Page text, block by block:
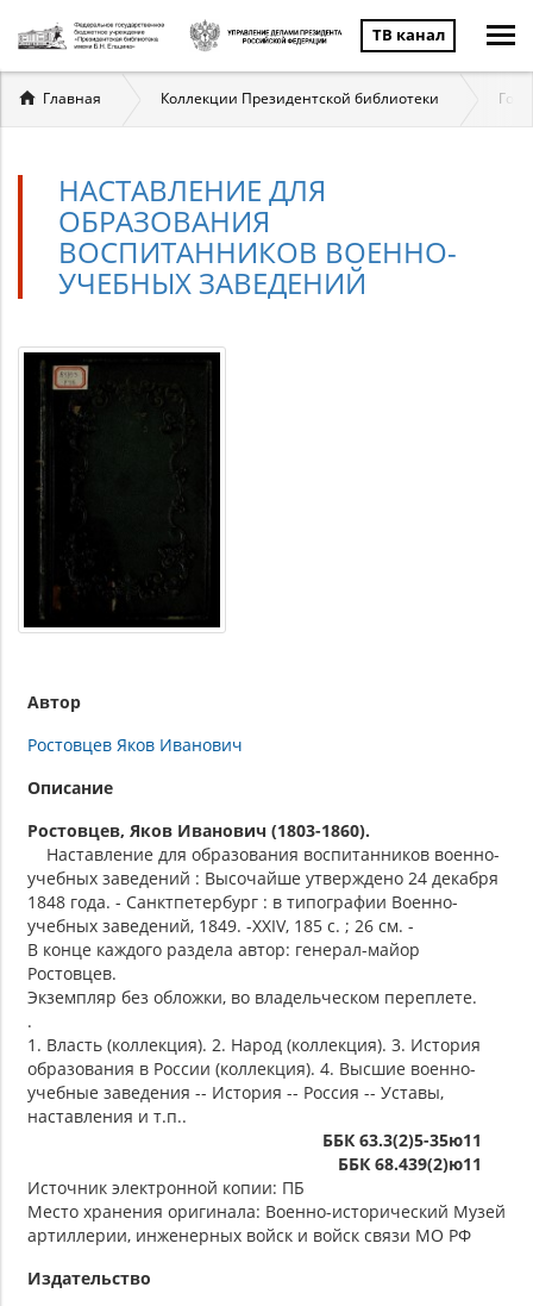
ТВ канал
Вы
здесь
Главная Коллекции Президентской библиотеки
НАСТАВЛЕНИЕ ДЛЯ
ОБРАЗОВАНИЯ
ВОСПИТАННИКОВ ВОЕННО-
УЧЕБНЫХ ЗАВЕДЕНИЙ
Автор
Ростовцев Яков Иванович
Описание
Ростовцев, Яков Иванович (1803-1860).
Наставление для образования воспитанников военно-
учебных заведений : Высочайше утверждено 24 декабря
1848 года. - Санктпетербург : в типографии Военно-
учебных заведений, 1849. -XXIV, 185 с. ; 26 см. -
В конце каждого раздела автор: генерал-майор
Ростовцев.
Экземпляр без обложки, во владельческом переплете.
.
1. Власть (коллекция). 2. Народ (коллекция). 3. История
образования в России (коллекция). 4. Высшие военно-
учебные заведения -- История -- Россия -- Уставы,
наставления и т.п..
ББК 63.3(2)5-35ю11
ББК 68.439(2)ю11
Источник электронной копии: ПБ
Место хранения оригинала: Военно-исторический Музей
артиллерии, инженерных войск и войск связи МО РФ
Издательство